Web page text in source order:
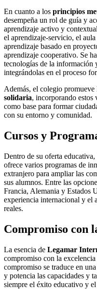
En cuanto a los principios
desempeña un rol de guía y
aprendizaje activo y
el aprendizaje-servicio, el
aprendizaje basado en
aprendizaje cooperativo. Se
tecnologías de la
integrándolas en el proceso
Además, el colegio promueve
solidaria, incorporando estos
como base para formar
con su entorno y comunidad.
Cursos y
Dentro de su oferta educativa,
ofrece varios programas de
extranjero para ampliar las
sus alumnos. Entre las
Francia, Alemania y Estados
experiencia internacional y el
reales.
Compromiso con
La esencia de Legamar
compromiso con la
compromiso se traduce en
y potencia las capacidades y
siempre el éxito educativo y